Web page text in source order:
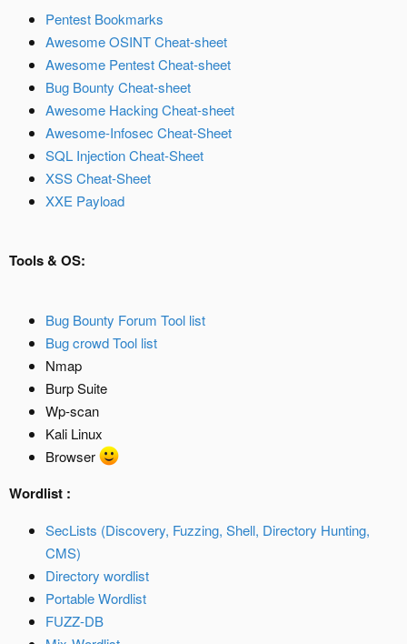
Pentest Bookmarks
Awesome OSINT Cheat-sheet
Awesome Pentest Cheat-sheet
Bug Bounty Cheat-sheet
Awesome Hacking Cheat-sheet
Awesome-Infosec Cheat-Sheet
SQL Injection Cheat-Sheet
XSS Cheat-Sheet
XXE Payload
Tools & OS:
Bug Bounty Forum Tool list
Bug crowd Tool list
Nmap
Burp Suite
Wp-scan
Kali Linux
Browser
Wordlist :
SecLists (Discovery, Fuzzing, Shell, Directory Hunting,
CMS)
Directory wordlist
Portable Wordlist
FUZZ-DB